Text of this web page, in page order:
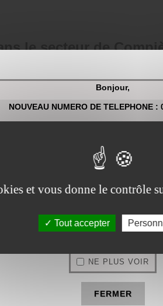
Bonjour,
NOUVEAU NUMERO DE TELEPHONE :
03 44 95 87 68
06.25.92.12.30
OLYMPE INSTITUT
NE PLUS VOIR
FERMER
le secteur de
notamment à Estrées-Saint-Denis,
Moyvillers, notre institut est votre
, vous profitez également d’un
Pour renforcer la beauté de
prochaine séance d’épilation jambes
à Estrées-
et vous donne le contrôle
Tout accepter